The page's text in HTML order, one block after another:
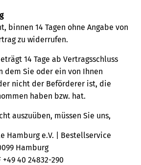
binnen 14 Tagen ohne Angabe von
zu widerrufen.
14 Tage ab Vertragsschluss
dem Sie oder ein von Ihnen
nicht der Beförderer ist, die
haben bzw. hat.
auszuüben, müssen Sie uns,
Hamburg e.V. | Bestellservice
Hamburg
40 24832-290